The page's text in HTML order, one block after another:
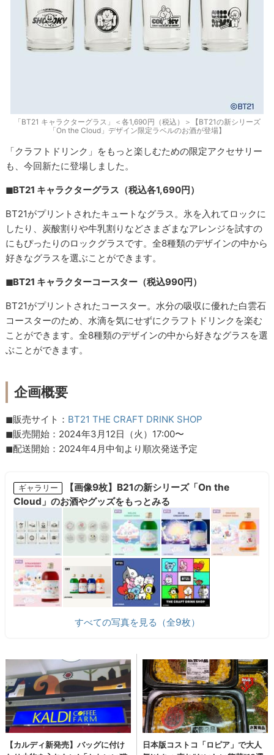
「BT21 キャラクターグラス」＜各1,690円（税込）＞【BT21の新シリーズ
「On the Cloud」デザイン限定ラベルのお酒が登場】
「クラフトドリンク」をもっと楽しむための限定アクセサリー
も、今回新たに登場しました。
◼︎BT21 キャラクターグラス（税込各1,690円）
BT21がプリントされたキュートなグラス。氷を入れてロックに
したり、炭酸割りや牛乳割りなどさまざまなアレンジを試すの
にもぴったりのロックグラスです。全8種類のデザインの中から
好きなグラスを選ぶことができます。
◼︎BT21 キャラクターコースター（税込990円）
BT21がプリントされたコースター。水分の吸収に優れた白雲石
コースターのため、水滴を気にせずにクラフトドリンクを楽む
ことができます。全8種類のデザインの中から好きなグラスを選
ぶことができます。
企画概要
◼︎販売サイト： BT21 THE CRAFT DRINK SHOP
◼︎販売開始：2024年3月12日（火）17:00〜
◼︎配送開始：2024年4月中旬より順次発送予定
ギャラリー
【画像9枚】B21の新シリーズ「On the
Cloud」のお酒やグッズをもっとみる
すべての写真を見る（全9枚）